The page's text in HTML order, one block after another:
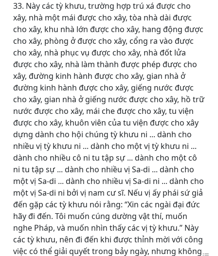
33. Này các tỳ khưu, trường hợp trú xá được cho
xây, nhà một mái được cho xây, tòa nhà dài được
cho xây, khu nhà lớn được cho xây, hang động được
cho xây, phòng ở được cho xây, cổng ra vào được
cho xây, nhà phục vụ được cho xây, nhà đốt lửa
được cho xây, nhà làm thành được phép được cho
xây, đường kinh hành được cho xây, gian nhà ở
đường kinh hành được cho xây, giếng nước được
cho xây, gian nhà ở giếng nước được cho xây, hồ trữ
nước được cho xây, mái che được cho xây, tu viện
được cho xây, khuôn viên của tu viện được cho xây
dựng dành cho hội chúng tỳ khưu ni ... dành cho
nhiều vị tỳ khưu ni ... dành cho một vị tỳ khưu ni ...
dành cho nhiều cô ni tu tập sự ... dành cho một cô
ni tu tập sự ... dành cho nhiều vị Sa-di ... dành cho
một vị Sa-di ... dành cho nhiều vị Sa-di ni ... dành cho
một vị Sa-di ni bởi vị nam cư sĩ. Nếu vị ấy phái sứ giả
đến gặp các tỳ khưu nói rằng: “Xin các ngài đại đức
hãy đi đến. Tôi muốn cúng dường vật thí, muốn
nghe Pháp, và muốn nhìn thấy các vị tỳ khưu.” Này
các tỳ khưu, nên đi đến khi được thỉnh mời với công
việc có thể giải quyết trong bảy ngày, nhưng không